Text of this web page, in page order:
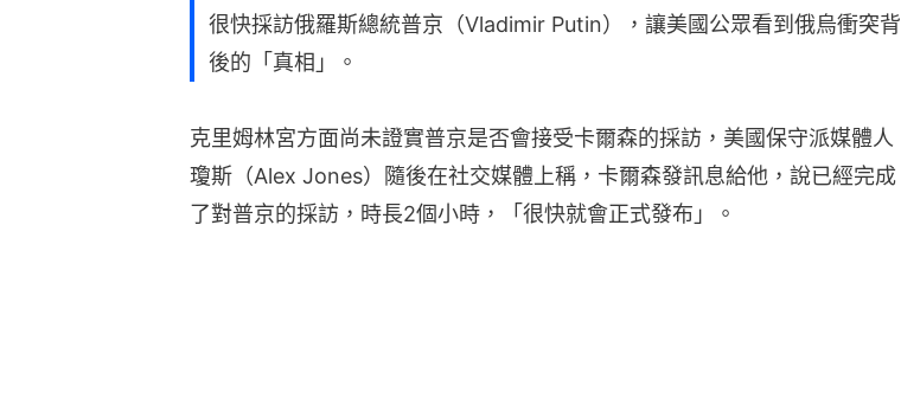
很快採訪俄羅斯總統普京（Vladimir Putin），讓美國公眾看到俄烏衝突背
後的「真相」。
克里姆林宮方面尚未證實普京是否會接受卡爾森的採訪，美國保守派媒體人
瓊斯（Alex Jones）隨後在社交媒體上稱，卡爾森發訊息給他，說已經完成
了對普京的採訪，時長2個小時，「很快就會正式發布」。